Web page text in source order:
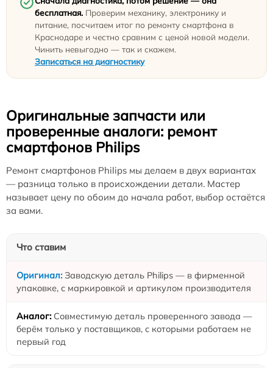
бесплатная. Проверим механику, электронику и
питание, посчитаем итог по ремонту смартфона в
Краснодаре и честно сравним с ценой новой модели.
Чинить невыгодно — так и скажем.
Записаться на диагностику
Оригинальные запчасти или
проверенные аналоги: ремонт
смартфонов Philips
Ремонт смартфонов Philips мы делаем в двух вариантах
— разница только в происхождении детали. Мастер
называет цену по обоим до начала работ, выбор остаётся
за вами.
Что ставим
Заводскую деталь Philips — в фирменной
упаковке, с маркировкой и артикулом производителя
Совместимую деталь проверенного завода —
берём только у поставщиков, с которыми работаем не
первый год